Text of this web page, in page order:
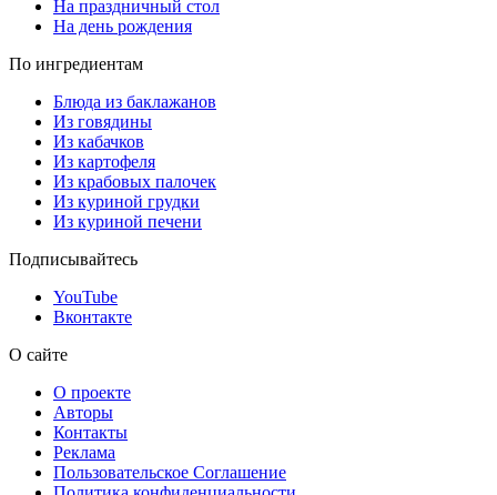
На праздничный стол
На день рождения
По ингредиентам
Блюда из баклажанов
Из говядины
Из кабачков
Из картофеля
Из крабовых палочек
Из куриной грудки
Из куриной печени
Подписывайтесь
YouTube
Вконтакте
О сайте
О проекте
Авторы
Контакты
Реклама
Пользовательское Соглашение